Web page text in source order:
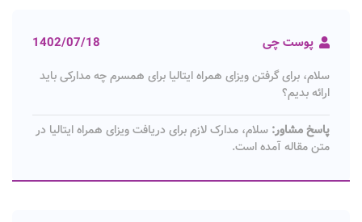
پوست چی 1402/07/18
سلام، برای گرفتن ویزای همراه ایتالیا برای همسرم چه مدارکی باید
ارائه بدیم؟
پاسخ مشاور: سلام، مدارک لازم برای دریافت ویزای همراه ایتالیا در
متن مقاله آمده است.